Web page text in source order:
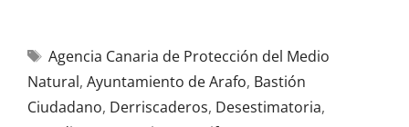
Agencia Canaria de Protección del Medio
Natural, Ayuntamiento de Arafo, Bastión
Ciudadano, Derriscaderos, Desestimatoria,